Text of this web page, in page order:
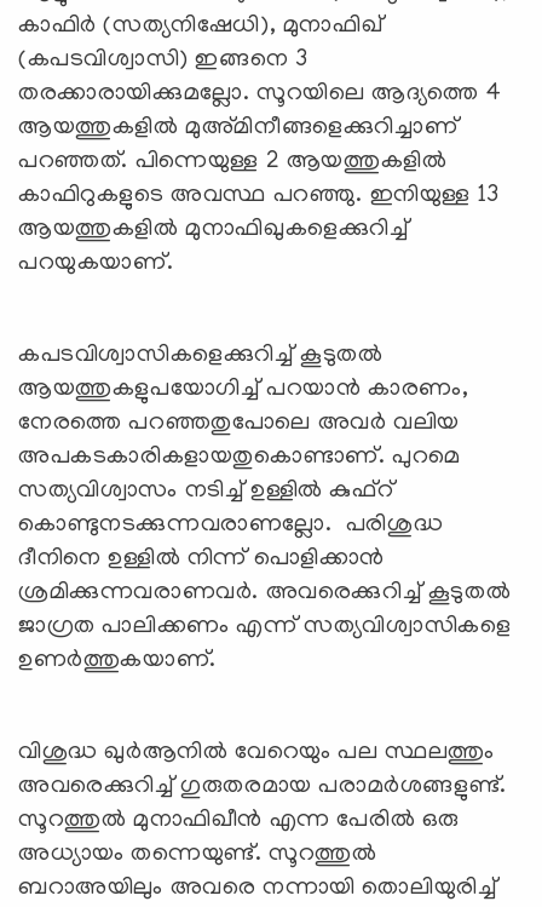
കാഫിര്‍ (സത്യനിഷേധി), മുനാഫിഖ്
(കപടവിശ്വാസി) ഇങ്ങനെ 3
തരക്കാരായിക്കുമല്ലോ. സൂറയിലെ ആദ്യത്തെ 4
ആയത്തുകളില്‍ മുഅ്മിനീങ്ങളെക്കുറിച്ചാണ്
പറഞ്ഞത്. പിന്നെയുള്ള 2 ആയത്തുകളില്‍
കാഫിറുകളുടെ അവസ്ഥ പറഞ്ഞു. ഇനിയുള്ള 13
ആയത്തുകളില്‍ മുനാഫിഖുകളെക്കുറിച്ച്
പറയുകയാണ്.
കപടവിശ്വാസികളെക്കുറിച്ച് കൂടുതല്‍
ആയത്തുകളുപയോഗിച്ച് പറയാന്‍ കാരണം,
നേരത്തെ പറഞ്ഞതുപോലെ അവര്‍ വലിയ
അപകടകാരികളായതുകൊണ്ടാണ്. പുറമെ
സത്യവിശ്വാസം നടിച്ച് ഉള്ളില്‍ കുഫ്റ്
കൊണ്ടുനടക്കുന്നവരാണല്ലോ. പരിശുദ്ധ
ദീനിനെ ഉള്ളില്‍ നിന്ന് പൊളിക്കാന്‍
ശ്രമിക്കുന്നവരാണവര്‍. അവരെക്കുറിച്ച് കൂടുതല്‍
ജാഗ്രത പാലിക്കണം എന്ന് സത്യവിശ്വാസികളെ
ഉണര്‍ത്തുകയാണ്.
വിശുദ്ധ ഖുര്‍ആനില്‍ വേറെയും പല സ്ഥലത്തും
അവരെക്കുറിച്ച് ഗുരുതരമായ പരാമര്‍ശങ്ങളുണ്ട്.
സൂറത്തുല്‍ മുനാഫിഖീന്‍ എന്ന പേരില്‍ ഒരു
അധ്യായം തന്നെയുണ്ട്. സൂറത്തുല്‍
ബറാഅയിലും അവരെ നന്നായി തൊലിയുരിച്ച്